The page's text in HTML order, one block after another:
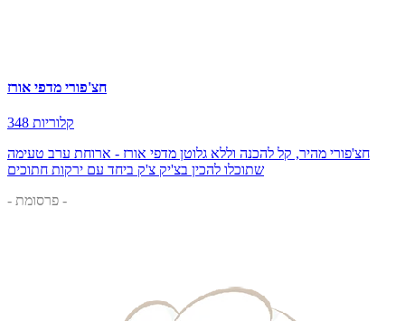
חצ'פורי מדפי אורז
348 קלוריות
חצ'פורי מהיר, קל להכנה וללא גלוטן מדפי אורז - ארוחת ערב טעימה
שתוכלו להכין בצ'יק צ'ק ביחד עם ירקות חתוכים
- פרסומת -